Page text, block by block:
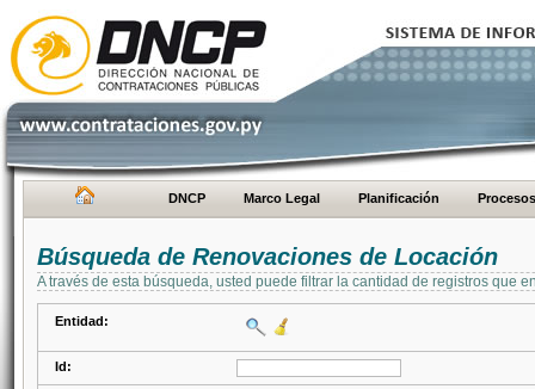
DNCP Marco Legal Planificación Procesos
Búsqueda de Renovaciones de Locación
A través de esta búsqueda, usted puede filtrar la cantidad de registros que
Entidad:
Id: